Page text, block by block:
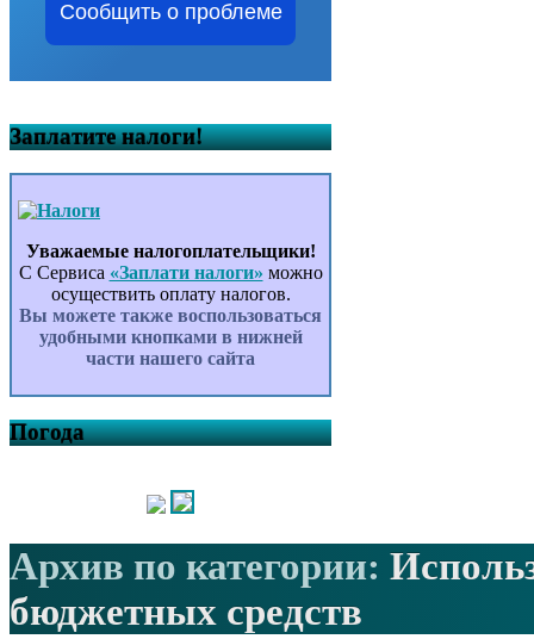
Сообщить о проблеме
Заплатите налоги!
Уважаемые налогоплательщики!
С Сервиса «Заплати налоги» можно
осуществить оплату налогов.
Вы можете также воспользоваться
удобными кнопками в нижней
части нашего сайта
Погода
Архив по категории:
бюджетных средств